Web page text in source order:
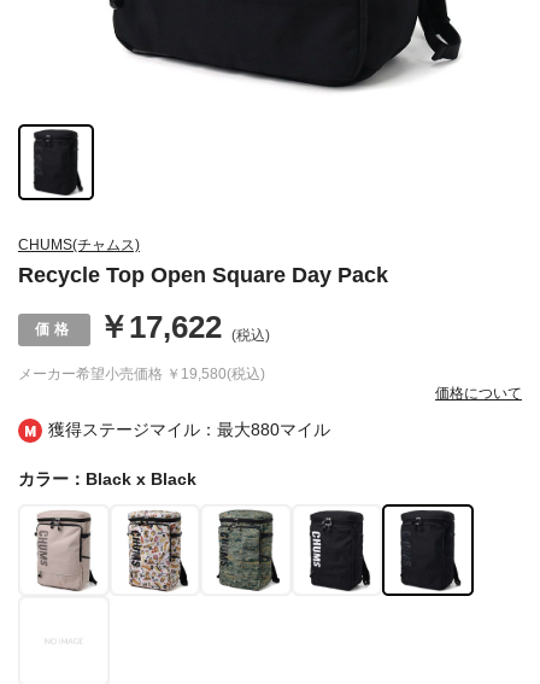
獲得ステージマイル：最大880マイル
CHUMS(チャムス)
Recycle Top Open Square Day Pack
メーカー希望小売価格 ￥19,580(税込)
￥17,622 (税込)
価格について
カラー：Black x Black